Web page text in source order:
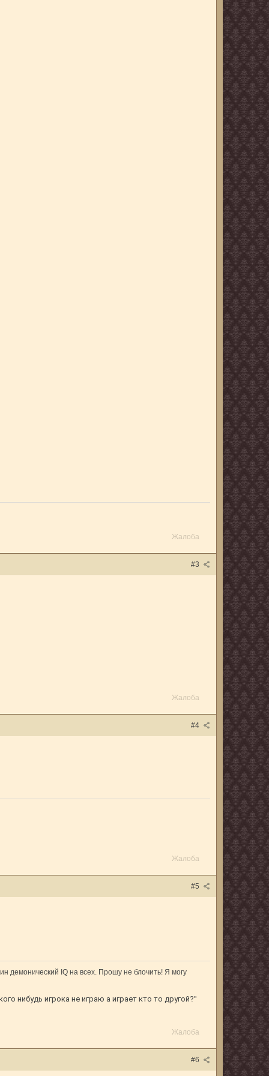
Жалоба
#3
Жалоба
#4
Жалоба
#5
демонический IQ на всех. Прошу не блочить! Я могу
нибудь игрока не играю а играет кто то другой?"
Жалоба
#6